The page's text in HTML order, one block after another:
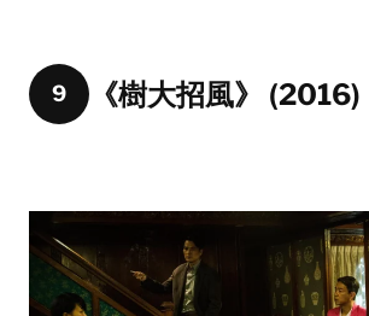
9 《樹大招風》 (2016)